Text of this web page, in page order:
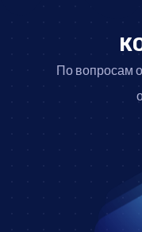
По вопросам